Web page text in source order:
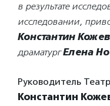
в результате
исследовании,
Константин
драматургЕлена
Руководитель
Константин